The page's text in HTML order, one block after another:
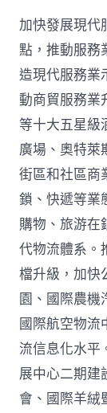
加快發展現代
點，推動服務
造現代服務業
動商貿服務業
等十大五星級
廣場、奧特萊
街區和社區商
鎖、快遞等業
購物、旅游在
代物流體系。
檔升級，加快
園、國際農機
國際航空物流
流信息化水平
展中心二期建
會、國際羊絨